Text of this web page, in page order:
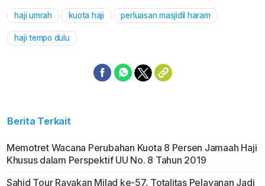
Mute
haji umrah kuota haji perluasan masjidil haram
haji tempo dulu
Berita Terkait
Memotret Wacana Perubahan Kuota 8 Persen Jamaah Haji
Khusus dalam Perspektif UU No. 8 Tahun 2019
Sahid Tour Rayakan Milad ke-57, Totalitas Pelayanan Jadi